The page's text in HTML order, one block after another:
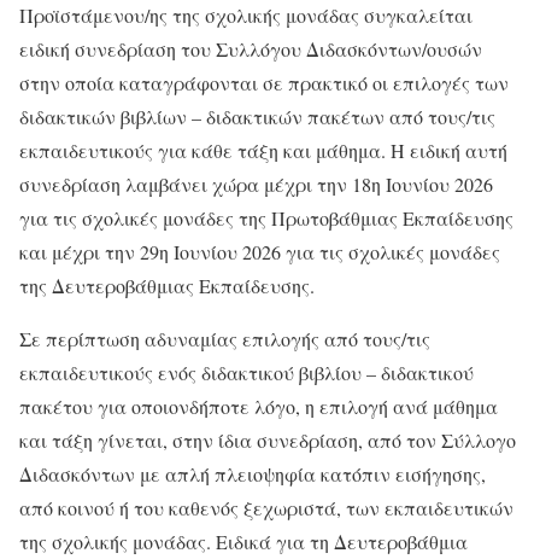
Προϊστάμενου/ης της σχολικής μονάδας συγκαλείται
ειδική συνεδρίαση του Συλλόγου Διδασκόντων/ουσών
στην οποία καταγράφονται σε πρακτικό οι επιλογές των
διδακτικών βιβλίων – διδακτικών πακέτων από τους/τις
εκπαιδευτικούς για κάθε τάξη και μάθημα. Η ειδική αυτή
συνεδρίαση λαμβάνει χώρα μέχρι την 18η Ιουνίου 2026
για τις σχολικές μονάδες της Πρωτοβάθμιας Εκπαίδευσης
και μέχρι την 29η Ιουνίου 2026 για τις σχολικές μονάδες
της Δευτεροβάθμιας Εκπαίδευσης.
Σε περίπτωση αδυναμίας επιλογής από τους/τις
εκπαιδευτικούς ενός διδακτικού βιβλίου – διδακτικού
πακέτου για οποιονδήποτε λόγο, η επιλογή ανά μάθημα
και τάξη γίνεται, στην ίδια συνεδρίαση, από τον Σύλλογο
Διδασκόντων με απλή πλειοψηφία κατόπιν εισήγησης,
από κοινού ή του καθενός ξεχωριστά, των εκπαιδευτικών
της σχολικής μονάδας. Ειδικά για τη Δευτεροβάθμια